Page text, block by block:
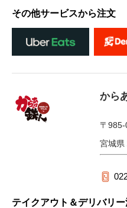
その他サービスから注文
から
〒985-
宮城県
テイクアウト＆デリバリ